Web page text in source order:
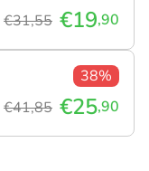
€31,55 €19,90
38%
€41,85 €25,90